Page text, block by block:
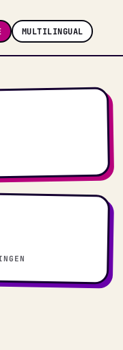
MULTILINGUAL